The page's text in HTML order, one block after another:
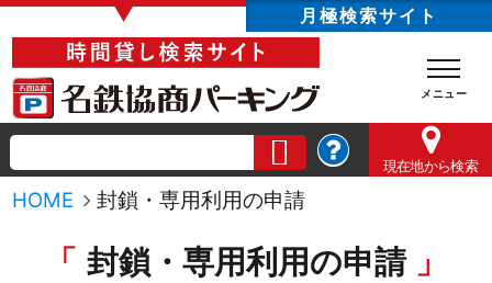
▼ 月極検索サイト
現在地から検索
HOME 封鎖・専用利用の申請
封鎖・専用利用の申請